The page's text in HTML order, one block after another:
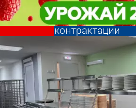
Питание в
причина срыва
контрактации
Учеба
Питание в
причина срыва
контрактации
Учеба
Другие
по теме
Погода и
валют в